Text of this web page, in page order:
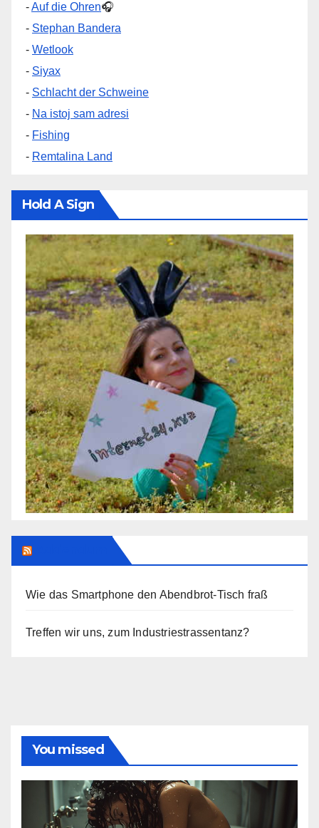
-Auf die Ohren🎧
- Stephan Bandera
- Wetlook
- Siyax
- Schlacht der Schweine
- Na istoj sam adresi
- Fishing
- Remtalina Land
Hold A Sign
Wie das Smartphone den Abendbrot-Tisch fraß
Treffen wir uns, zum Industriestrassentanz?
You missed